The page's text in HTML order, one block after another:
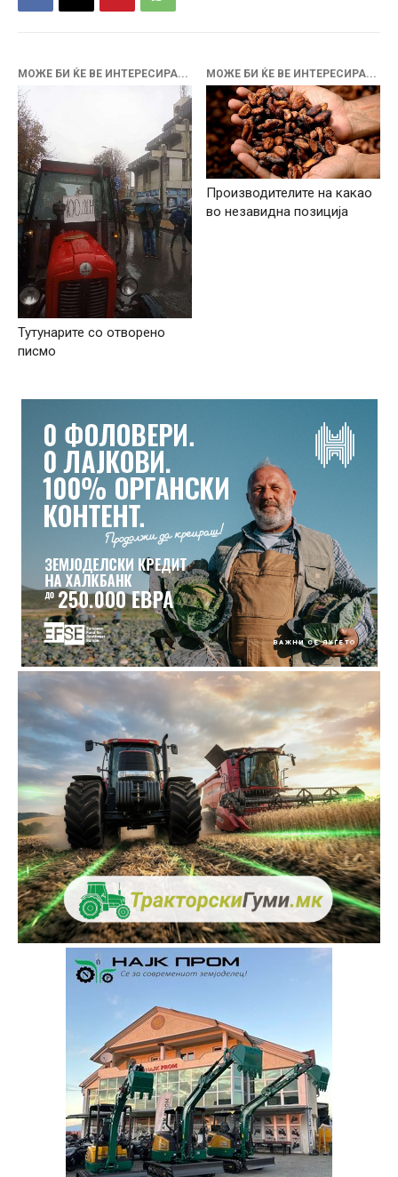
МОЖЕ БИ ЌЕ ВЕ ИНТЕРЕСИРА...
Тутунарите со отворено
писмо
МОЖЕ БИ ЌЕ ВЕ ИНТЕРЕСИРА...
Производителите на какао
во незавидна позиција